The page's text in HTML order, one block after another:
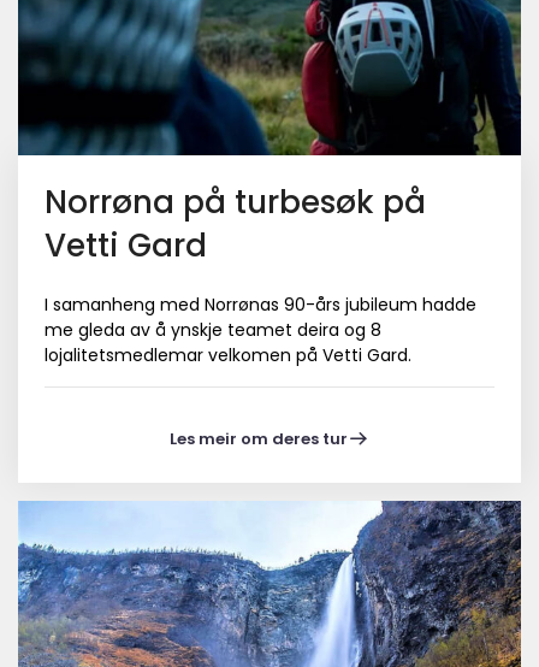
Norrøna på turbesøk på
Vetti Gard
I samanheng med Norrønas 90-års jubileum hadde
me gleda av å ynskje teamet deira og 8
lojalitetsmedlemar velkomen på Vetti Gard.
Les meir om deres tur